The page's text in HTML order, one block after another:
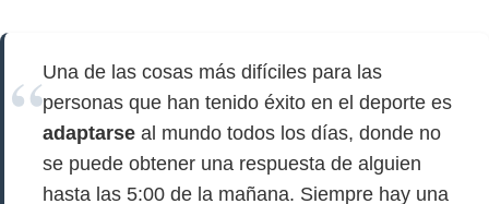
Una de las cosas más difíciles para las
personas que han tenido éxito en el deporte es
adaptarse al mundo todos los días, donde no
se puede obtener una respuesta de alguien
hasta las 5:00 de la mañana. Siempre hay una